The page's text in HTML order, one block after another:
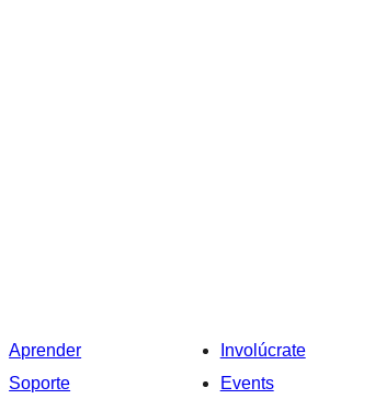
Aprender
Soporte
Involúcrate
Events